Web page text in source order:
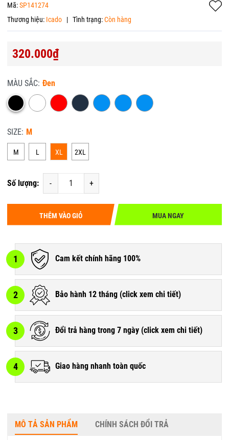
Mã:SP141274
Thương hiệu: Icado | Tình trạng:Còn hàng
320.000₫
MÀU SẮC: Đen
SIZE: M
M L XL 2XL
Số lượng: - +
THÊM VÀO GIỎ MUA NGAY
1 Cam kết chính hãng 100%
2 Bảo hành 12 tháng (click xem chi tiết)
3 Đổi trả hàng trong 7 ngày (click xem chi tiết)
4 Giao hàng nhanh toàn quốc
MÔ TẢ SẢN PHẨM CHÍNH SÁCH ĐỔI TRẢ